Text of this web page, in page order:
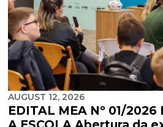
AUGUST 12, 2026
EDITAL MEA Nº 01/2026